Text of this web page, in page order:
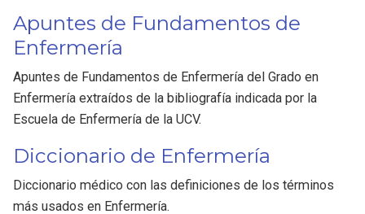
Apuntes de Fundamentos de
Enfermería
Apuntes de Fundamentos de Enfermería del Grado en
Enfermería extraídos de la bibliografía indicada por la
Escuela de Enfermería de la UCV.
Diccionario de Enfermería
Diccionario médico con las definiciones de los términos
más usados en Enfermería.